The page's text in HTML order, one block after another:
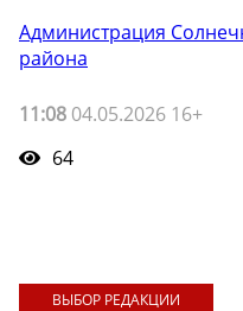
Администрация
района
11:08 04.05.2026 16+
64
ВЫБОР РЕДАКЦИИ